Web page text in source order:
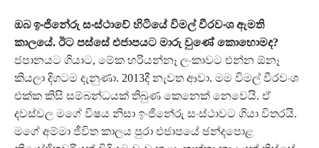
ඔබ ඉංජිනේරු සංස්ථාවේ හිටියේ විමල් වීරවංශ ඇමති
කාලයේ. ඊට පස්සේ එජාපයට මාරු වුණේ කොහොමද?
ජපානයට ගියාට, මේක හරියන්නෑ ලංකාවට එන්න ඕනෑ
කියලා දිගටම දැනුණා. 2013දී නැවත ආවා. මම විමල් වීරවංශ
එක්ක කිසි සම්බන්ධයක් තිබුණ කෙනෙක් නෙවෙයි. ඒ
දවස්වල මගේ විෂය නිසා ඉංජිනේරු සංස්ථාවට ගියා විතරයි.
මගේ අම්මා ජීවිත කාලය පුරා එජාපයේ ඡන්දපොළ